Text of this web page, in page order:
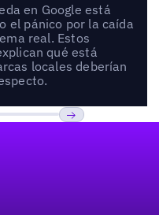
en Google está
el pánico por la caída
real. Estos
qué está
locales deberían